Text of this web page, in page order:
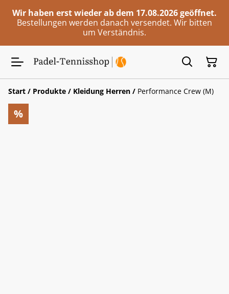
Wir haben erst wieder ab dem 17.08.2026 geöffnet.
Bestellungen werden danach versendet. Wir bitten
um Verständnis.
Start / Produkte / Kleidung Herren / Performance Crew (M)
%